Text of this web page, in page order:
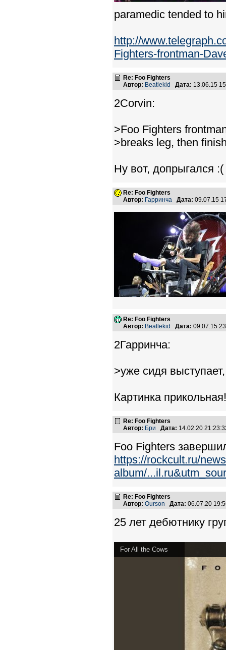
paramedic tended to
http://
Fighters-frontman-
Re: Foo Fighters
Автор: Beatlekid Дата: 13.06.15
2Corvin:
>Foo Fighters
>breaks leg, then
Ну вот, допрыгался :(
Re: Foo Fighters
Автор: Гарринча Дата: 09.07.15
Re: Foo Fighters
Автор: Beatlekid Дата: 09.07.15
2Гарринча:
>уже сидя
Картинка прикольная!
Re: Foo Fighters
Автор: Бри Дата: 14.02.20
Foo Fighters
https://rockcult.ru/
album/
Re: Foo Fighters
Автор: Ourson Дата: 06.07.20
25 лет дебютнику
For All the Cows